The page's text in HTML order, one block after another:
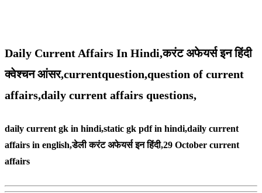
Daily Current Affairs In Hindi,करंट अफेयर्स इन हिंदी
क्वेश्चन आंसर,currentquestion,question of current
affairs,daily current affairs questions,
daily current gk in hindi,static gk pdf in hindi,daily current
affairs in english,डेली करंट अफेयर्स इन हिंदी,29 October current
affairs